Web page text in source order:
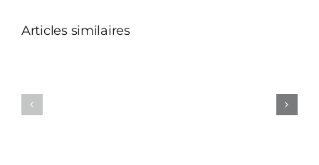
Articles similaires